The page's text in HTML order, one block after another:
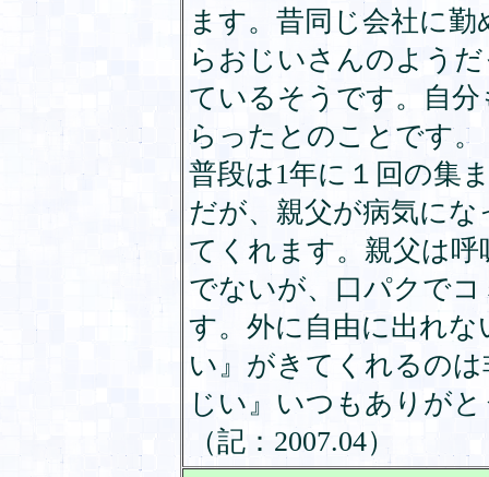
ます。昔同じ会社に
らおじいさんのよう
ているそうです。自
らったとのことです
普段は1年に１回の集
だが、親父が病気に
てくれます。親父は
でないが、口パクで
す。外に自由に出れ
い』がきてくれるの
じい』いつもありが
（記：2007.04）